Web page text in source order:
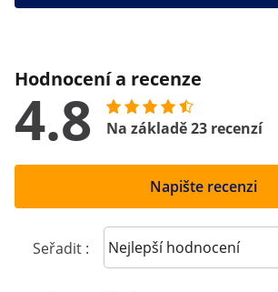
Hodnocení a recenze
4.8 Na základě 23 recenzí
Napište recenzi
Seřadit : Sort reviews